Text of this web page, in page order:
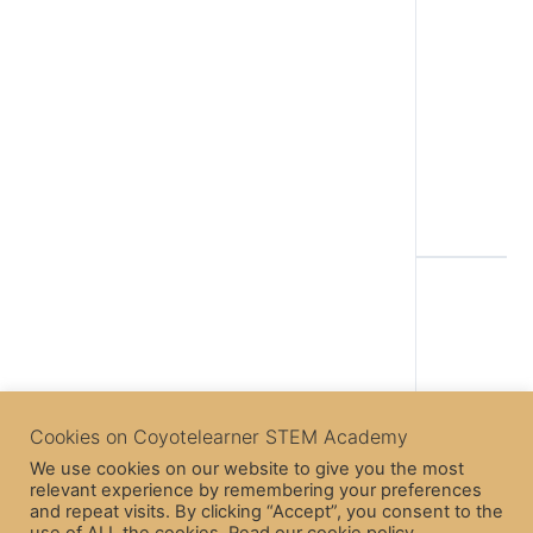
Previous Topic
Cookies on Coyotelearner STEM Academy
We use cookies on our website to give you the most
relevant experience by remembering your preferences
and repeat visits. By clicking “Accept”, you consent to the